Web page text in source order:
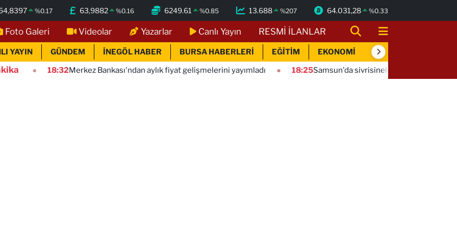
%0.17 63,9882 %0.16 6249.61 %0.85 13.688 %207 64.031,28 %0.33
Foto Galeri Videolar Yazarlar Canlı Yayın RESMİ İLANLAR
YAYIN GÜNDEM İNEGÖL HABER BURSA HABERLERİ EĞİTİM EKONOMİ SİYASET
Merkez Bankası'ndan aylık fiyat gelişmelerini yayımladı 18:25Samsun'da sivrisineklere karşı etkin mücadele